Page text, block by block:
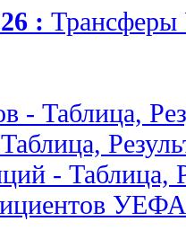
:
- Таблица,
- Таблица,
УЕФА